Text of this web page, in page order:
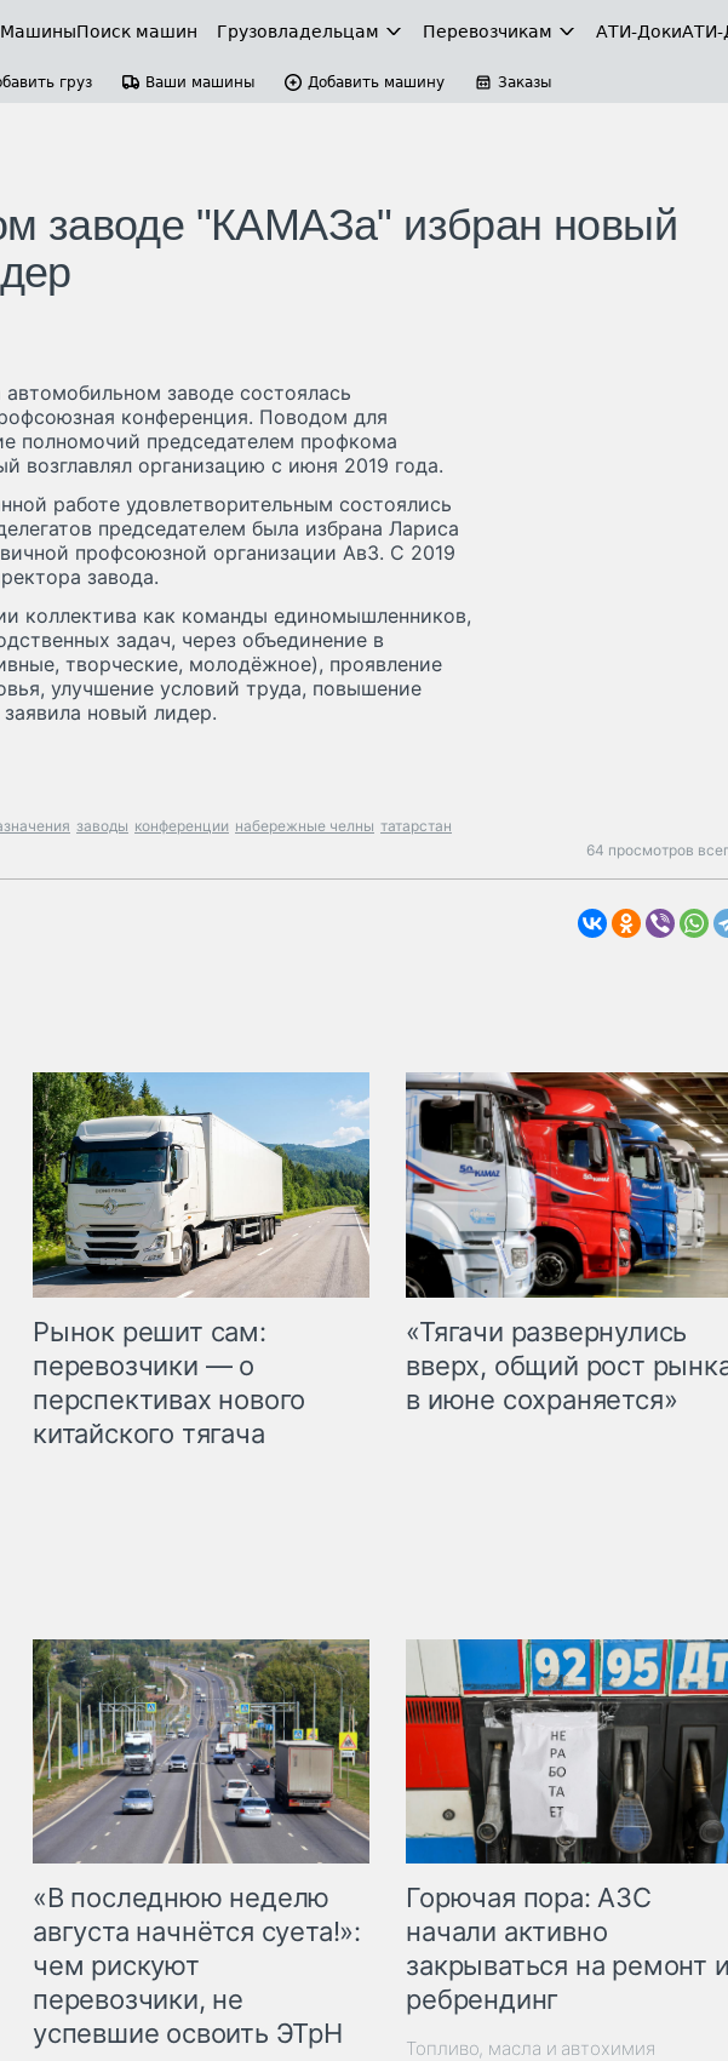
МашиныПоиск машин Грузовладельцам Перевозчикам АТИ-ДокиАТИ-
груз Ваши машины Добавить машину Заказы
заводе "КАМАЗа" избран новый
заводе состоялась
конференция. Поводом для
полномочий председателем профкома
организацию с июня 2019 года.
работе удовлетворительным состоялись
председателем была избрана Лариса
профсоюзной организации АвЗ. С 2019
завода.
коллектива как команды единомышленников,
задач, через объединение в
творческие, молодёжное), проявление
улучшение условий труда, повышение
новый лидер.
заводы конференции набережные челны татарстан
64 просмотров
Рынок решит сам:
перевозчики — о
перспективах нового
китайского тягача
«Тягачи развернулись
вверх, общий рост
в июне сохраняется»
«В последнюю неделю
августа начнётся суета!»:
чем рискуют
перевозчики, не
успевшие освоить ЭТрН
Горючая пора: АЗС
начали активно
закрываться на ремонт и
ребрендинг
Топливо, масла и автохимия